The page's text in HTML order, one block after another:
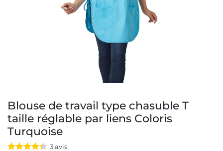
Blouse de travail type chasuble T
taille réglable par liens Coloris
Turquoise
3avis